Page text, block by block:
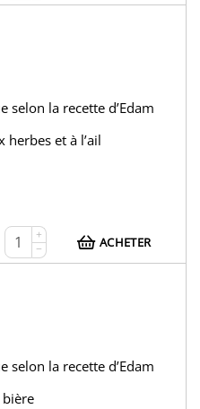
selon la recette d’Edam
herbes et à l’ail
+
−
ACHETER
selon la recette d’Edam
bière